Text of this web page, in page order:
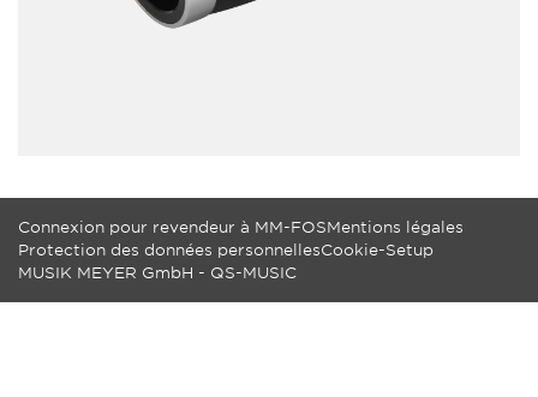
Connexion pour revendeur à MM-FOSMentions légales
Protection des données personnellesCookie-Setup
MUSIK MEYER GmbH - QS-MUSIC